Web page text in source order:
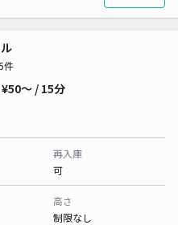
件
¥50〜 / 15分
再入庫
可
高さ
制限なし